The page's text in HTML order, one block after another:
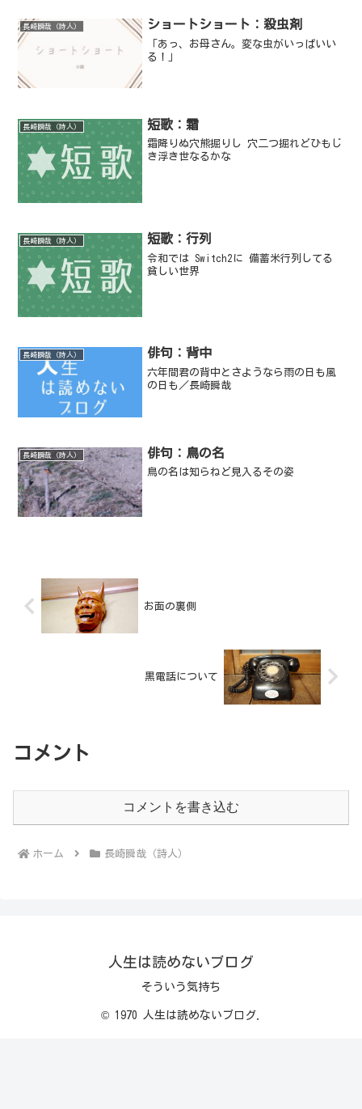
長崎瞬哉（詩人） ショートショート：殺虫剤
「あっ、お母さん。変な虫がいっぱいい
る！」
長崎瞬哉（詩人） 短歌：霜
霜降りぬ穴熊掘りし 穴二つ掘れどひもじ
き浮き世なるかな
長崎瞬哉（詩人） 短歌：行列
令和では Switch2に 備蓄米行列してる
貧しい世界
長崎瞬哉（詩人） 俳句：背中
六年間君の背中とさようなら雨の日も風
の日も／長崎瞬哉
長崎瞬哉（詩人） 俳句：鳥の名
鳥の名は知らねど見入るその姿
お面の裏側
黒電話について
コメント
コメントを書き込む
ホーム 長崎瞬哉（詩人）
人生は読めないブログ
そういう気持ち
© 1970 人生は読めないブログ.